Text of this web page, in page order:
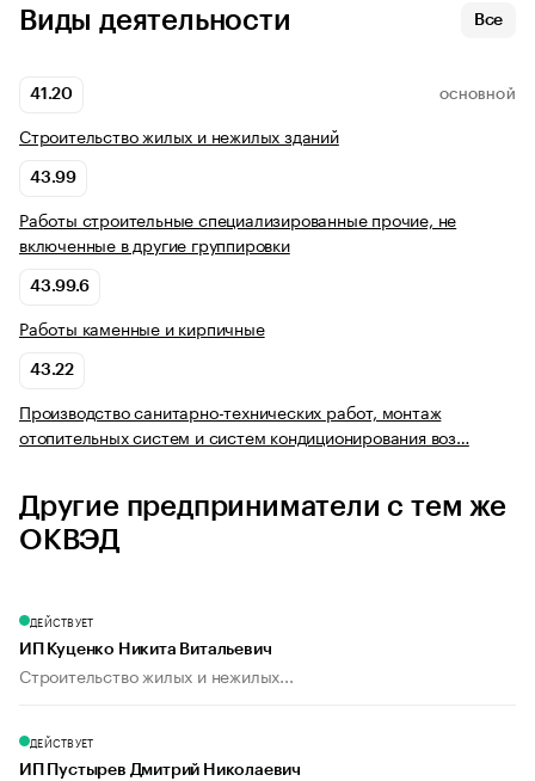
Виды деятельности Все
41.20 ОСНОВНОЙ
Строительство жилых и нежилых зданий
43.99
Работы строительные специализированные прочие, не
включенные в другие группировки
43.99.6
Работы каменные и кирпичные
43.22
Производство санитарно-технических работ, монтаж
отопительных систем и систем кондиционирования воз…
Другие предприниматели с тем же
ОКВЭД
ДЕЙСТВУЕТ
ИП Куценко Никита Витальевич
Строительство жилых и нежилых...
ДЕЙСТВУЕТ
ИП Пустырев Дмитрий Николаевич